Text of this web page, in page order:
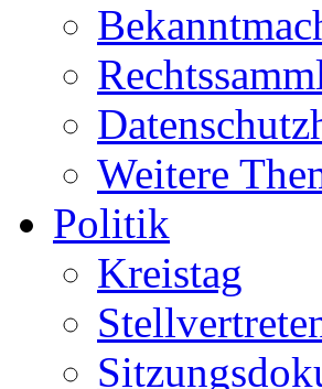
Weitere
Politik
Kreistag